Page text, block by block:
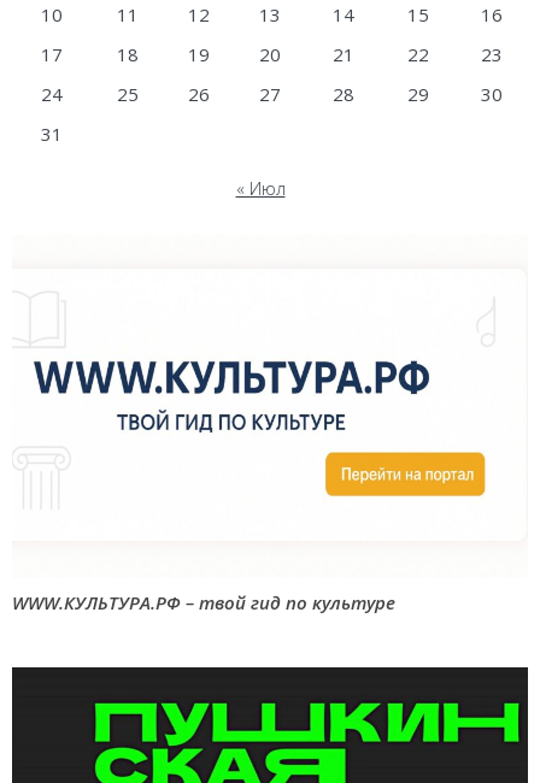
10
11 12 13 14 15
16
17
18 19 20 21 22
23
24
25 26 27 28 29
30
31
« Июл
WWW.КУЛЬТУРА.РФ – твой гид по культуре